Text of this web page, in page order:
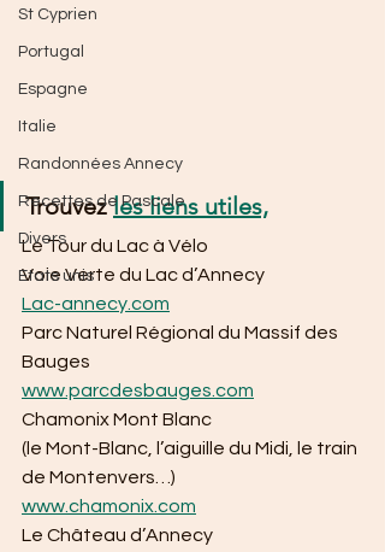
St Cyprien
Portugal
Espagne
Italie
Randonnées Annecy
Recettes de Pascale
Divers
Etats unis
Trouvez les liens utiles,
Le Tour du Lac à Vélo
Voie Verte du Lac d’Annecy
Lac-annecy.com
Parc Naturel Régional du Massif des
Bauges
www.parcdesbauges.com
Chamonix Mont Blanc
(le Mont-Blanc, l’aiguille du Midi, le train
de Montenvers…)
www.chamonix.com
Le Château d’Annecy